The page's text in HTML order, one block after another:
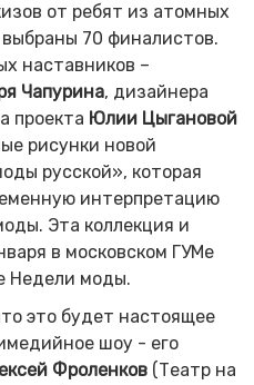
от ребят из атомных
70 финалистов.
наставников –
Чапурина, дизайнера
проекта Юлии Цыгановой
рисунки новой
русской», которая
интерпретацию
Эта коллекция и
в московском ГУМе
Недели моды.
это будет настоящее
шоу - его
Фроленков (Театр на